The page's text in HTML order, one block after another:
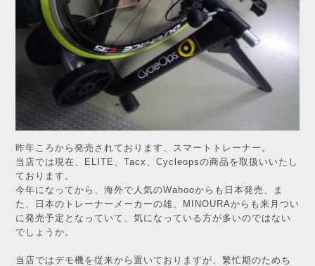
昨年ころから発売されております、スマートトレーナー。
当店では現在、ELITE、Tacx、Cycleopsの商品を取扱いいたし
ております。
今年になってから、海外で人気のWahooからも日本発売、ま
た、日本のトレーナーメーカーの雄、MINOURAからも来月つい
に発売予定となっていて、気になっている方が多いのではない
でしょうか。
当店ではデモ機を従来から置いておりますが、繁忙期のためち